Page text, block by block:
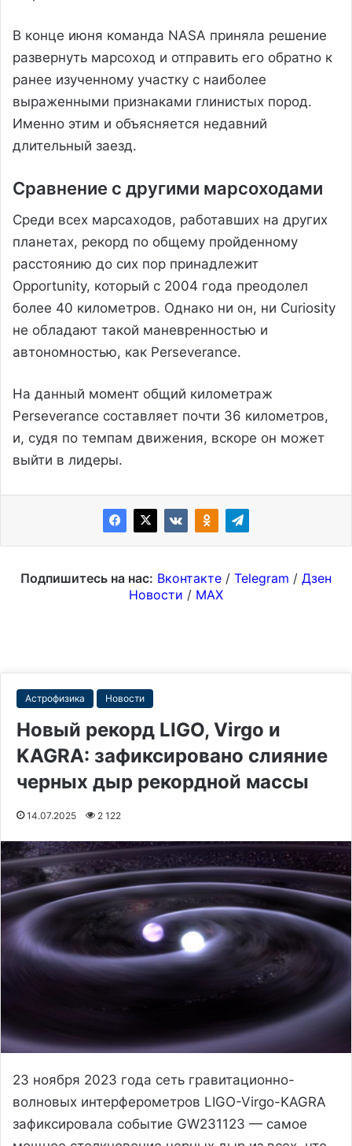
В конце июня команда NASA приняла решение
развернуть марсоход и отправить его обратно к
ранее изученному участку с наиболее
выраженными признаками глинистых пород.
Именно этим и объясняется недавний
длительный заезд.
Сравнение с другими марсоходами
Среди всех марсаходов, работавших на других
планетах, рекорд по общему пройденному
расстоянию до сих пор принадлежит
Opportunity, который с 2004 года преодолел
более 40 километров. Однако ни он, ни Curiosity
не обладают такой маневренностью и
автономностью, как Perseverance.
На данный момент общий километраж
Perseverance составляет почти 36 километров,
и, судя по темпам движения, вскоре он может
выйти в лидеры.
Подпишитесь на нас: Вконтакте / Telegram / Дзен
Новости / MAX